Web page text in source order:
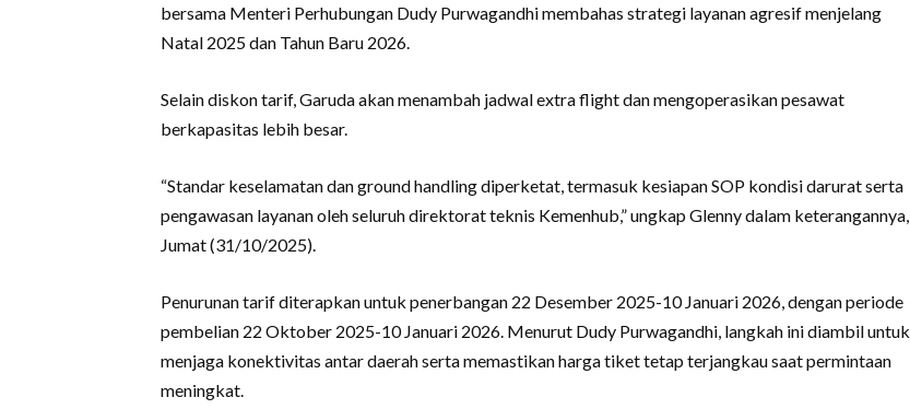
bersama Menteri Perhubungan Dudy Purwagandhi membahas strategi layanan agresif menjelang
Natal 2025 dan Tahun Baru 2026.
Selain diskon tarif, Garuda akan menambah jadwal extra flight dan mengoperasikan pesawat
berkapasitas lebih besar.
“Standar keselamatan dan ground handling diperketat, termasuk kesiapan SOP kondisi darurat serta
pengawasan layanan oleh seluruh direktorat teknis Kemenhub,” ungkap Glenny dalam keterangannya,
Jumat (31/10/2025).
Penurunan tarif diterapkan untuk penerbangan 22 Desember 2025-10 Januari 2026, dengan periode
pembelian 22 Oktober 2025-10 Januari 2026. Menurut Dudy Purwagandhi, langkah ini diambil untuk
menjaga konektivitas antar daerah serta memastikan harga tiket tetap terjangkau saat permintaan
meningkat.